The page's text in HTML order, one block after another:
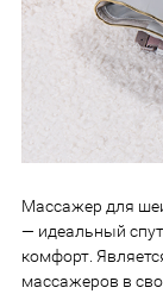
Массажер для
— идеальный
комфорт.
массажеров в